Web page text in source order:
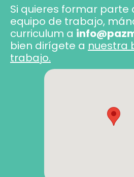
Si quieres formar parte
equipo de trabajo,
curriculum a
bien dirígete a nuestra
trabajo.